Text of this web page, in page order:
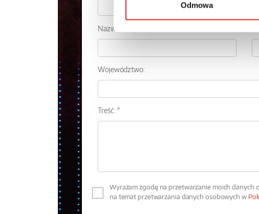
Odmowa
Nazwa firmy:
Województwo:
Treść: *
Wyrażam zgodę na przetwarzanie moich danych
na temat przetwarzania danych osobowych w